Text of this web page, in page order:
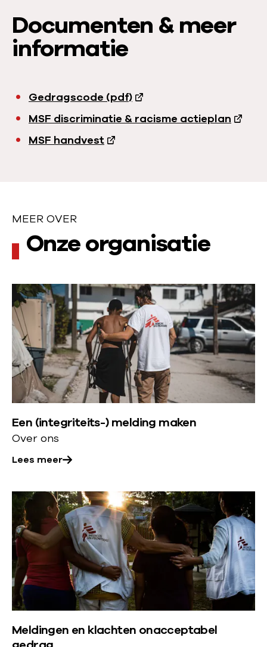
Documenten & meer
informatie
Gedragscode (pdf)
MSF discriminatie & racisme actieplan
MSF handvest
MEER OVER
M
e
r
o
v
e
r
Onze organisatie
Een (integriteits-) melding maken
Over ons
Lees meer
L
e
e
s
m
e
o
v
e
:
E
e
n
(
i
t
e
g
Meldingen en klachten onacceptabel
L
e
s
m
e
e
o